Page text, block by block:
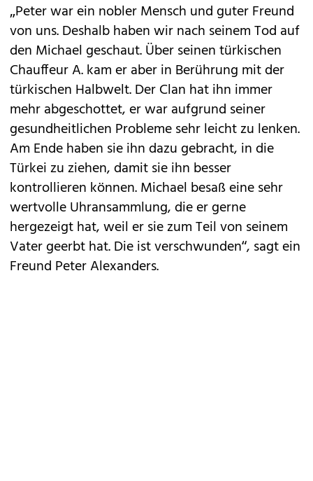
„Peter war ein nobler Mensch und guter Freund
von uns. Deshalb haben wir nach seinem Tod auf
den ­Michael geschaut. Über seinen türkischen
Chauffeur A. kam er aber in Berührung mit der
türkischen Halbwelt. Der Clan hat ihn immer
mehr abgeschottet, er war aufgrund seiner
gesundheitlichen Probleme sehr leicht zu lenken.
Am Ende haben sie ihn dazu gebracht, in die
Türkei zu ziehen, damit sie ihn besser
kontrollieren können. Michael besaß eine sehr
wertvolle Uhransammlung, die er gerne
hergezeigt hat, weil er sie zum Teil von seinem
Vater geerbt hat. Die ist ­verschwunden“, sagt ein
Freund Peter Alexanders.